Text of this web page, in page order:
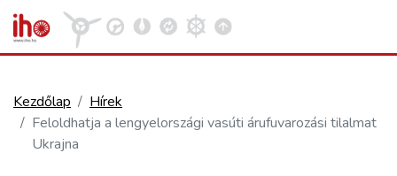
VASÚT
Kezdőlap
Hírek
Feloldhatja a lengyelországi vasúti árufuvarozási tilalmat
Ukrajna